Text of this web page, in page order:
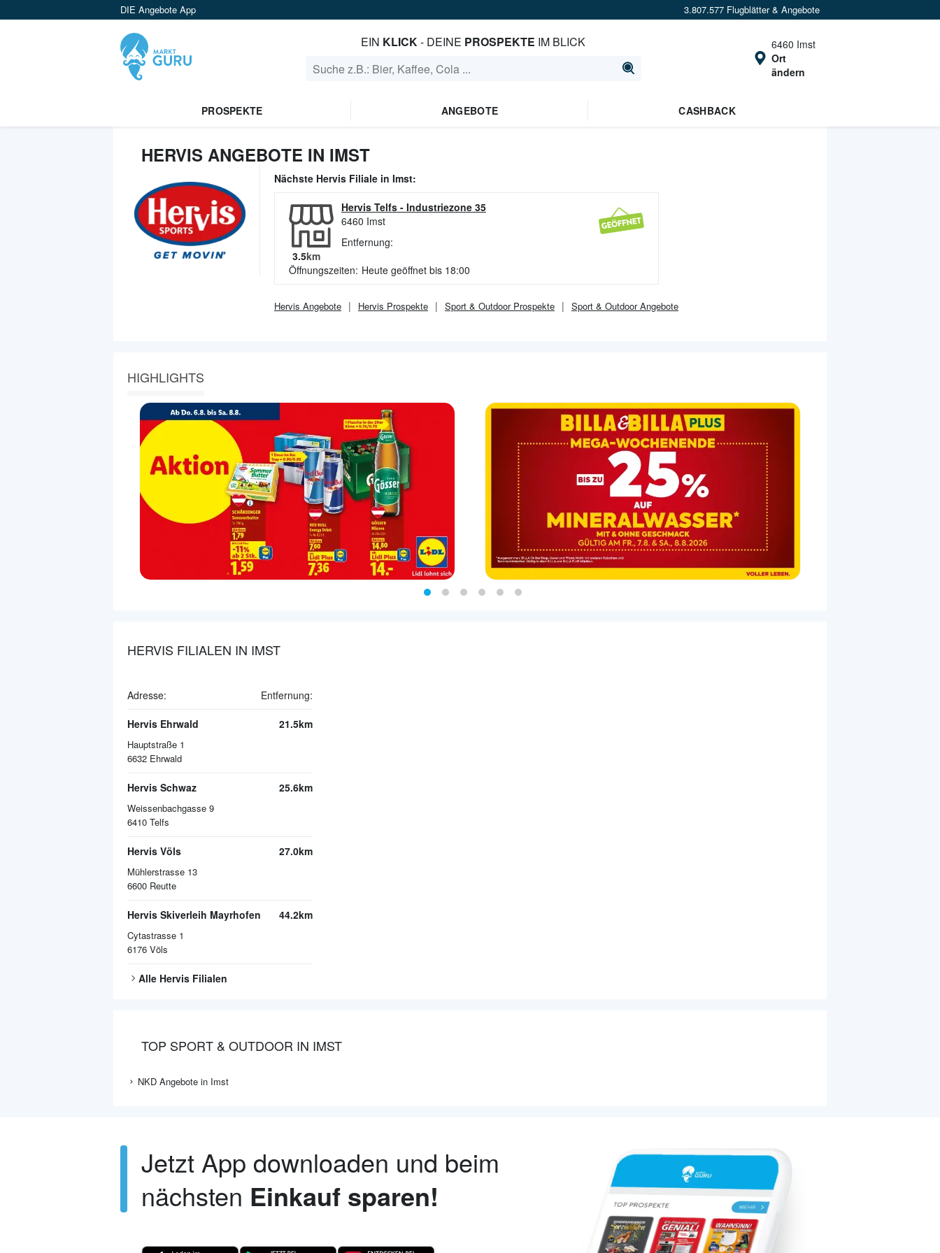
DIE Angebote App 3.807.577 Flugblätter & Angebote
EIN KLICK- DEINE PROSPEKTE IM BLICK
6460 Imst
Ort
ändern
PROSPEKTE ANGEBOTE CASHBACK
HERVIS ANGEBOTE IN IMST
Nächste Hervis Filiale in Imst:
Hervis Telfs - Industriezone 35
6460 Imst
Entfernung:
3.5km
Öffnungszeiten: Heute geöffnet bis 18:00
Hervis Angebote Hervis Prospekte Sport & OutdoorProspekte Sport & OutdoorAngebote
HIGHLIGHTS
HERVIS FILIALEN IN IMST
Adresse: Entfernung:
Hervis Ehrwald
Hauptstraße 1
6632 Ehrwald
21.5km
Hervis Schwaz
Weissenbachgasse 9
6410 Telfs
25.6km
Hervis Völs
Mühlerstrasse 13
6600 Reutte
27.0km
Hervis Skiverleih Mayrhofen
Cytastrasse 1
6176 Völs
44.2km
Alle Hervis Filialen
TOP SPORT & OUTDOOR IN IMST
NKD Angebote in Imst
Jetzt App downloaden und beim
nächsten Einkauf sparen!